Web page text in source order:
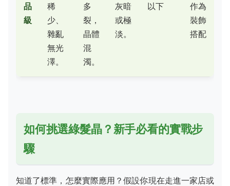
品
級
稀
少、
雜亂
無光
澤。
多
裂，
晶體
混
濁。
灰暗
或極
淡。
以下
作為
裝飾
搭配
如何挑選綠髮晶？新手必看的實戰步
驟
知道了標準，怎麼實際應用？假設你現在走進一家店或